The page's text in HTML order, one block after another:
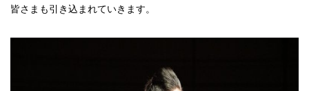
皆さまも引き込まれていきます。